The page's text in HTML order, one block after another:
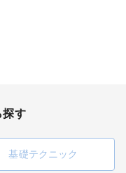
探す
基礎テクニック